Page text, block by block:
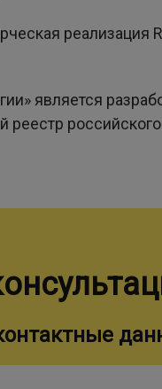
реализация
является
реестр